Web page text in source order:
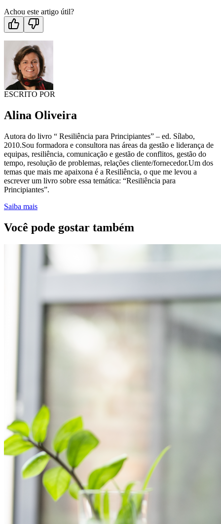
Achou este artigo útil?
ESCRITO POR
Alina Oliveira
Autora do livro “ Resiliência para Principiantes” – ed. Sílabo,
2010.Sou formadora e consultora nas áreas da gestão e liderança de
equipas, resiliência, comunicação e gestão de conflitos, gestão do
tempo, resolução de problemas, relações cliente/fornecedor.Um dos
temas que mais me apaixona é a Resiliência, o que me levou a
escrever um livro sobre essa temática: “Resiliência para
Principiantes”.
Saiba mais
Você pode gostar também